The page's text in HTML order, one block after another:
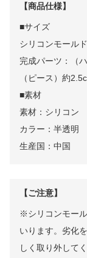
【商品仕様】
■サイズ
シリコンモール
完成パーツ：（
（ピース）約
■素材
素材：シリコン
カラー：半透明
生産国：中国
【ご注意】
※シリコンモー
いります。劣化
しく取り外して